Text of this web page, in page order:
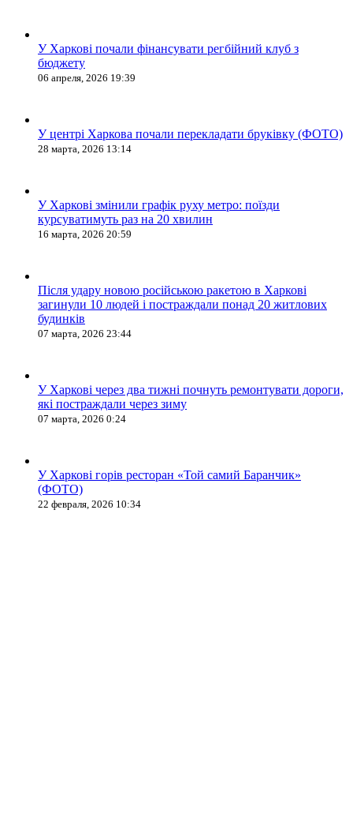
У Харкові почали фінансувати регбійний клуб з
бюджету
06 апреля, 2026 19:39
У центрі Харкова почали перекладати бруківку (ФОТО)
28 марта, 2026 13:14
У Харкові змінили графік руху метро: поїзди
курсуватимуть раз на 20 хвилин
16 марта, 2026 20:59
Після удару новою російською ракетою в Харкові
загинули 10 людей і постраждали понад 20 житлових
будинків
07 марта, 2026 23:44
У Харкові через два тижні почнуть ремонтувати дороги,
які постраждали через зиму
07 марта, 2026 0:24
У Харкові горів ресторан «Той самий Баранчик»
(ФОТО)
22 февраля, 2026 10:34